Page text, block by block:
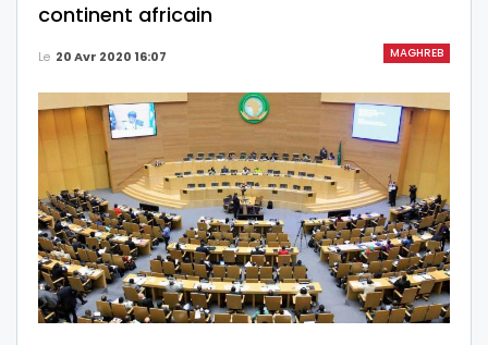
continent africain
MAGHREB
Le 20 Avr 2020 16:07